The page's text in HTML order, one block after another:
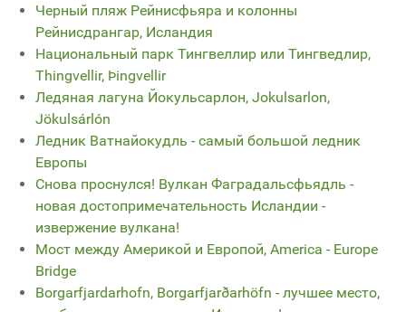
Черный пляж Рейнисфьяра и колонны
Рейнисдрангар, Исландия
Национальный парк Тингвеллир или Тингведлир,
Thingvellir, Þingvellir
Ледяная лагуна Йокульсарлон, Jokulsarlon,
Jökulsárlón
Ледник Ватнайокудль - самый большой ледник
Европы
Снова проснулся! Вулкан Фаградальсфьядль -
новая достопримечательность Исландии -
извержение вулкана!
Мост между Америкой и Европой, America - Europe
Bridge
Borgarfjardarhofn, Borgarfjarðarhöfn - лучшее место,